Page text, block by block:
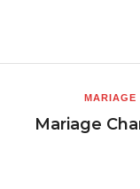
MARIAGE
Mariage